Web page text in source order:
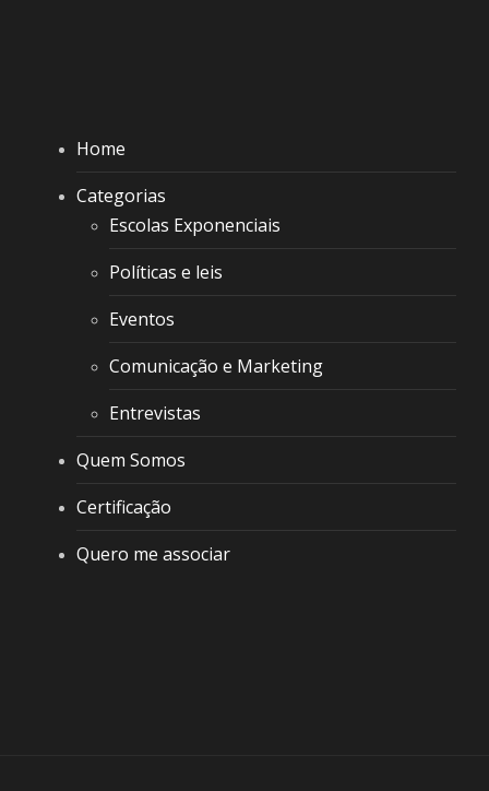
Home
Categorias
Escolas Exponenciais
Políticas e leis
Eventos
Comunicação e Marketing
Entrevistas
Quem Somos
Certificação
Quero me associar